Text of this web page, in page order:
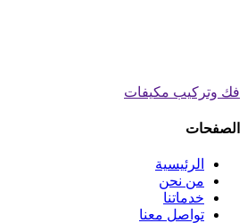
فك وتركيب مكيفات
الصفحات
الرئيسية
من نحن
خدماتنا
تواصل معنا